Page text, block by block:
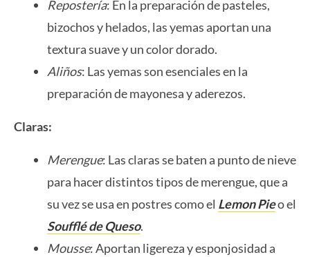
Repostería: En la preparación de pasteles,
bizochos y helados, las yemas aportan una
textura suave y un color dorado.
Aliños: Las yemas son esenciales en la
preparación de mayonesa y aderezos.
Claras:
Merengue: Las claras se baten a punto de nieve
para hacer distintos tipos de merengue, que a
su vez se usa en postres como el Lemon Pieo el
Soufflé de Queso.
Mousse: Aportan ligereza y esponjosidad a